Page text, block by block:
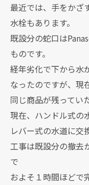
最近では、手をかざ
水栓もあります。
既設分の蛇口は
ものです。
経年劣化で下から水
なったのですが、現
同じ商品が残ってい
現在、ハンドル式の
レバー式の水道に交
工事は既設分の撤去
で
およそ１時間ほどで